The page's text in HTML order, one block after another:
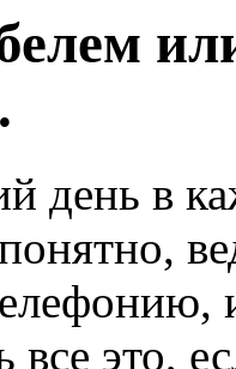
день в
это,